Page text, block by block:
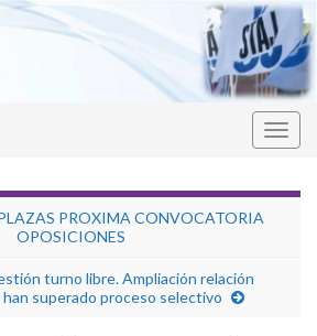
PROXIMA CONVOCATORIA
OPOSICIONES
turno libre. Ampliación relación
superado proceso selectivo